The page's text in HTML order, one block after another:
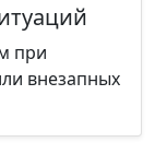
при
внезапных